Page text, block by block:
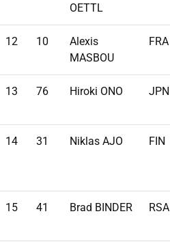
OETTL
12 10
Alexis
MASBOU
FRA
13 76 Hiroki ONO JPN
14 31 Niklas AJO FIN
15 41 Brad BINDER RSA